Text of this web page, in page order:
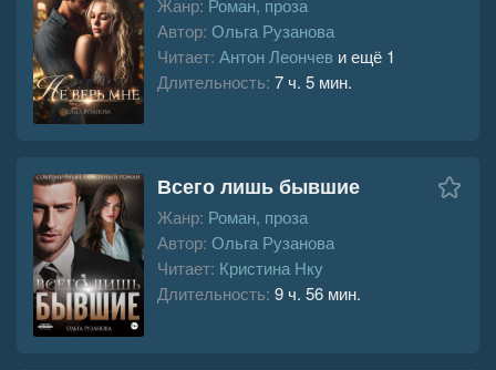
Автор: Ольга Рузанова
Читает: Антон Леончев и ещё 1
Длительность: 7 ч. 5 мин.
Всего лишь бывшие
Жанр: Роман, проза
Автор: Ольга Рузанова
Читает: Кристина Нку
Длительность: 9 ч. 56 мин.